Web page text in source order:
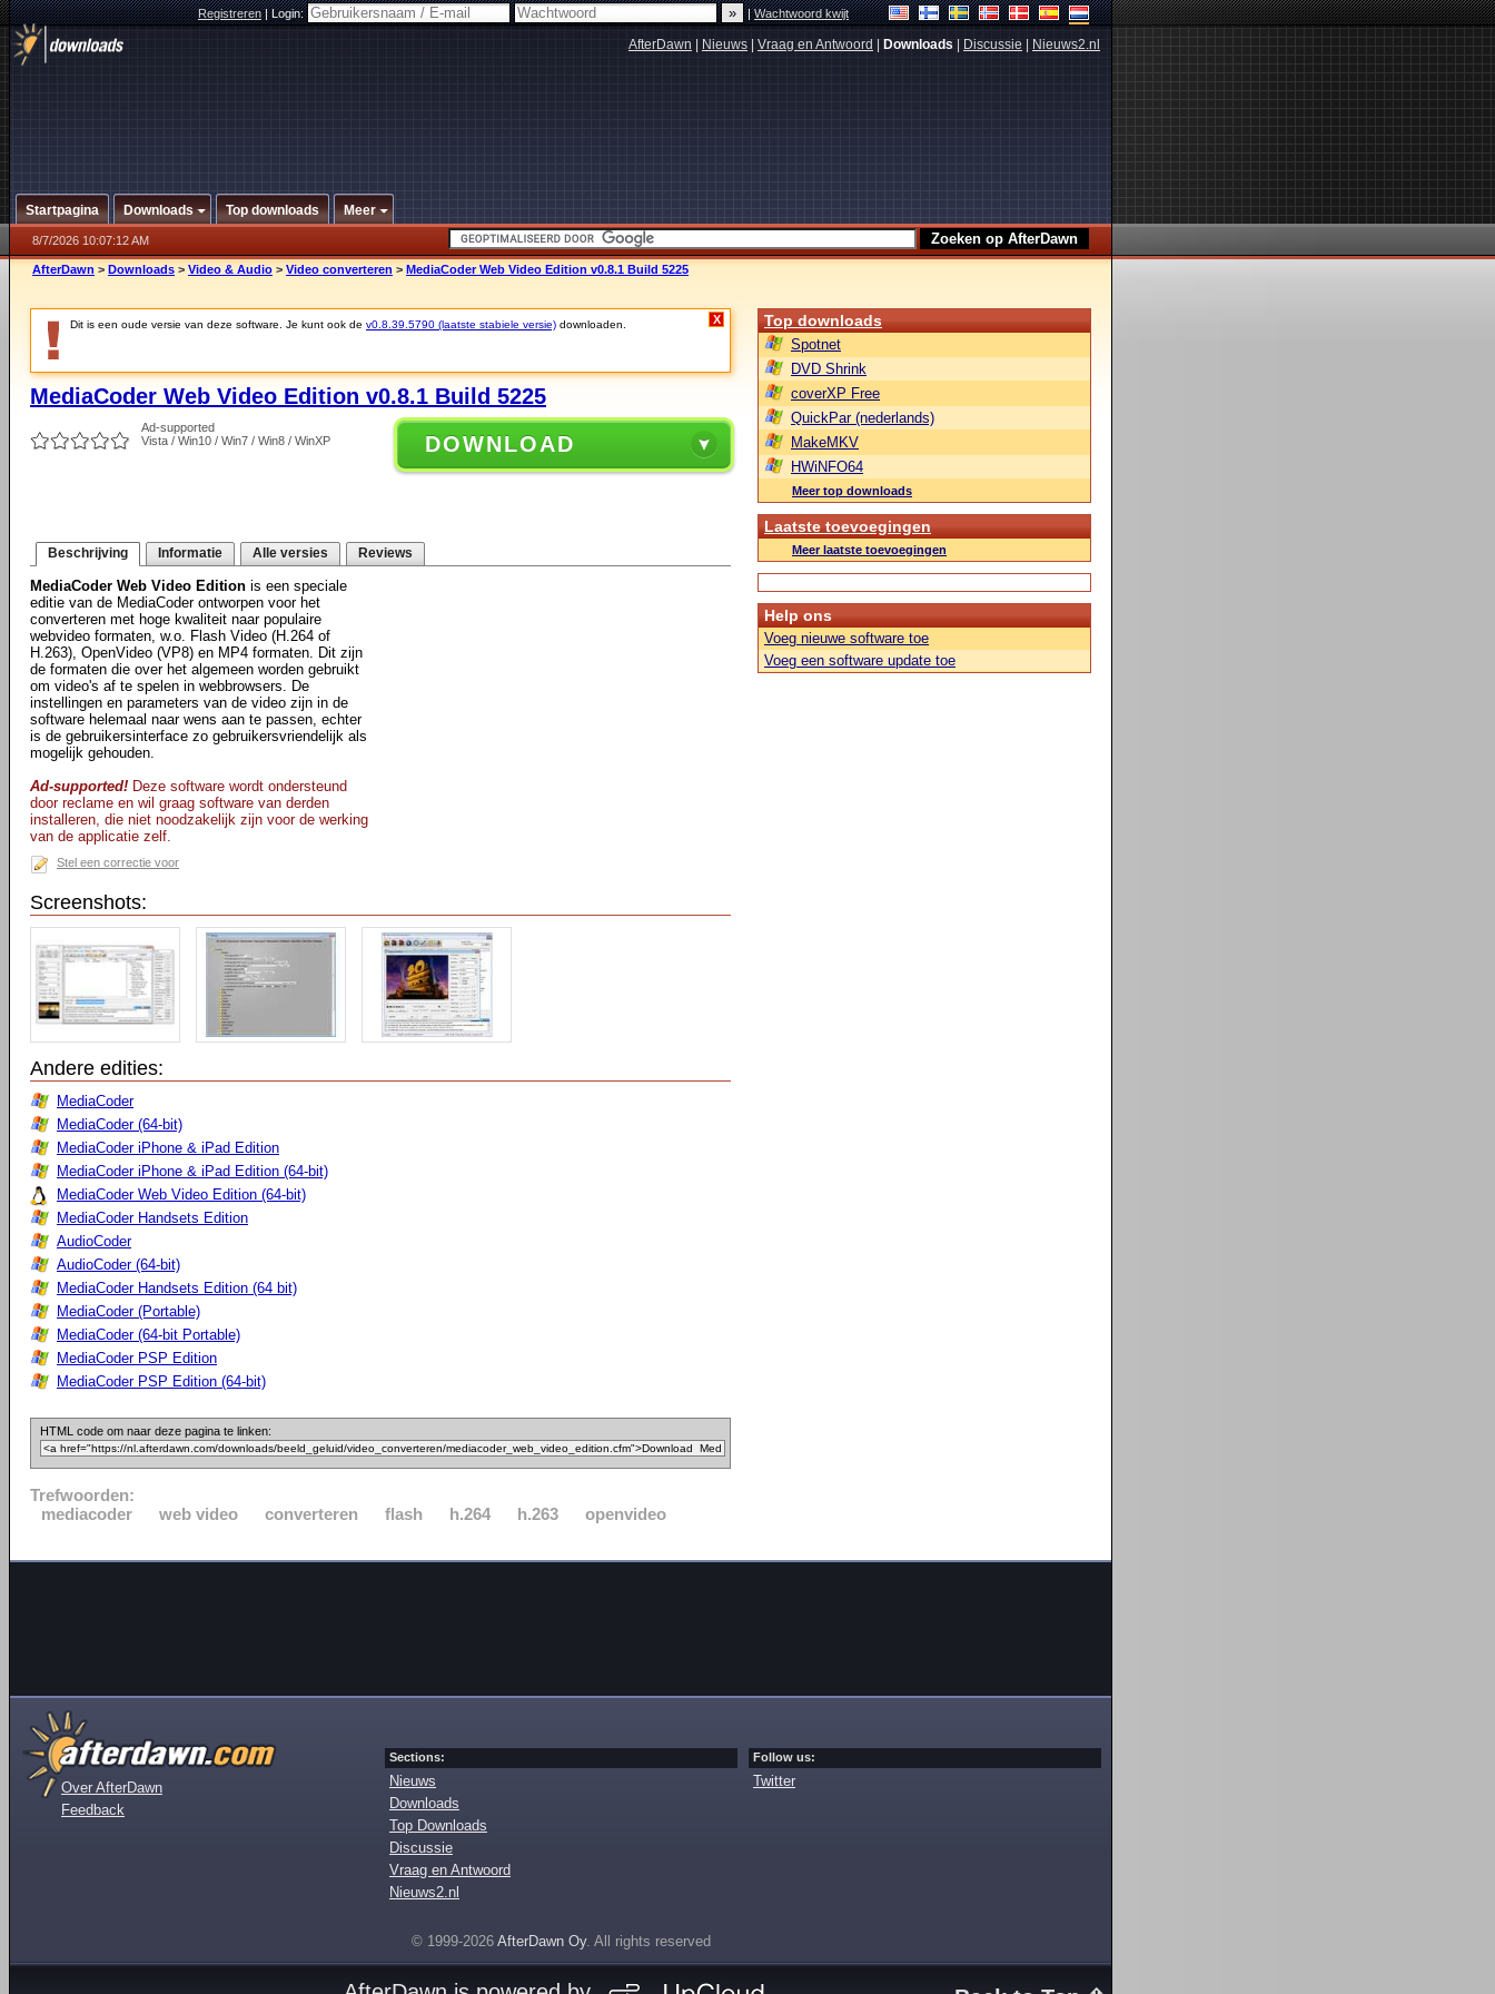
Registreren|Login: |Wachtwoord kwijt
AfterDawn Nieuws Vraag en Antwoord Downloads Discussie Nieuws2.nl
Startpagina Downloads Top downloads Meer
8/7/2026 10:07:12 AM
AfterDawn > Downloads > Video & Audio > Video converteren > MediaCoder Web Video Edition v0.8.1 Build 5225
Dit is een oude versie van deze software. Je kunt ook de v0.8.39.5790 (laatste stabiele versie) downloaden. X
MediaCoder Web Video Edition v0.8.1 Build 5225
Ad-supported
Vista / Win10 / Win7 / Win8 / WinXP
DOWNLOAD
Beschrijving Informatie Alle versies Reviews
MediaCoder Web Video Edition is een speciale
editie van de MediaCoder ontworpen voor het
converteren met hoge kwaliteit naar populaire
webvideo formaten, w.o. Flash Video (H.264 of
H.263), OpenVideo (VP8) en MP4 formaten. Dit zijn
de formaten die over het algemeen worden gebruikt
om video's af te spelen in webbrowsers. De
instellingen en parameters van de video zijn in de
software helemaal naar wens aan te passen, echter
is de gebruikersinterface zo gebruikersvriendelijk als
mogelijk gehouden.
Ad-supported! Deze software wordt ondersteund
door reclame en wil graag software van derden
installeren, die niet noodzakelijk zijn voor de werking
van de applicatie zelf.
Stel een correctie voor
Screenshots:
Andere edities:
MediaCoder
MediaCoder (64-bit)
MediaCoder iPhone & iPad Edition
MediaCoder iPhone & iPad Edition (64-bit)
MediaCoder Web Video Edition (64-bit)
MediaCoder Handsets Edition
AudioCoder
AudioCoder (64-bit)
MediaCoder Handsets Edition (64 bit)
MediaCoder (Portable)
MediaCoder (64-bit Portable)
MediaCoder PSP Edition
MediaCoder PSP Edition (64-bit)
HTML code om naar deze pagina te linken:
Trefwoorden:
mediacoder
web video converteren flash h.264 h.263 openvideo
Top downloads
Spotnet
DVD Shrink
coverXP Free
QuickPar (nederlands)
MakeMKV
HWiNFO64
Meer top downloads
Laatste toevoegingen
Meer laatste toevoegingen
Help ons
Voeg nieuwe software toe
Voeg een software update toe
Over AfterDawn
Feedback
Sections:
Nieuws
Downloads
Top Downloads
Discussie
Vraag en Antwoord
Nieuws2.nl
Follow us:
Twitter
© 1999-2026 AfterDawn Oy. All rights reserved